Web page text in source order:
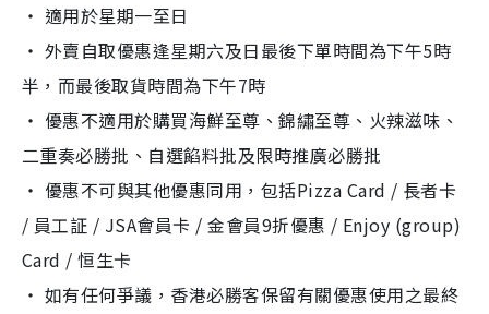
‧ 適用於星期一至日
‧ 外賣自取優惠逢星期六及日最後下單時間為下午5時
半，而最後取貨時間為下午7時
‧ 優惠不適用於購買海鮮至尊、錦繡至尊、火辣滋味、
二重奏必勝批、自選餡料批及限時推廣必勝批
‧ 優惠不可與其他優惠同用，包括Pizza Card / 長者卡
/ 員工証 / JSA會員卡 / 金會員9折優惠 / Enjoy (group)
Card / 恒生卡
‧ 如有任何爭議，香港必勝客保留有關優惠使用之最終